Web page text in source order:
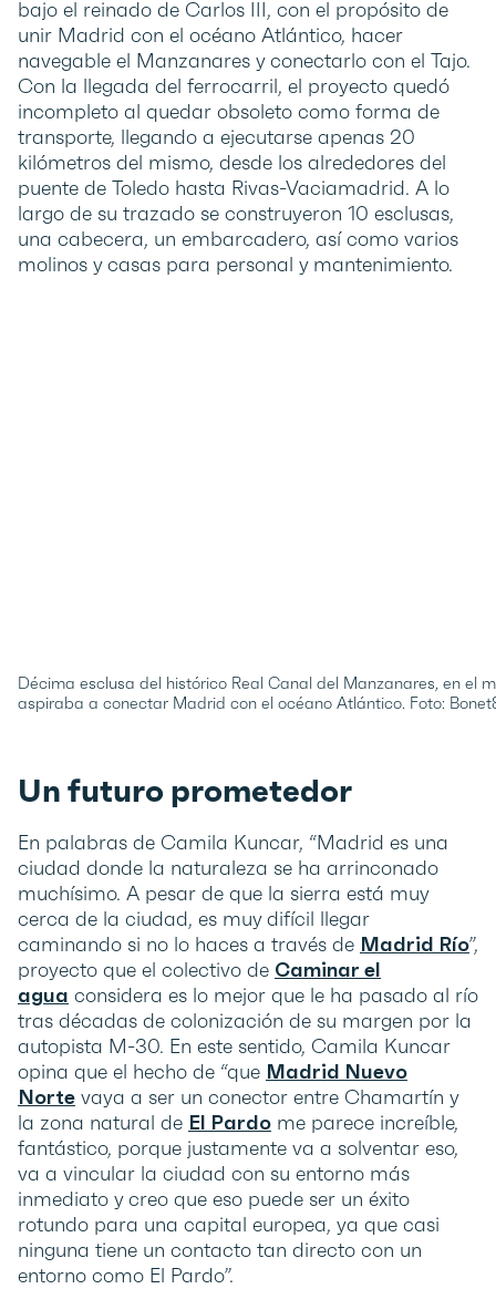
bajo el reinado de Carlos III, con el propósito de
unir Madrid con el océano Atlántico, hacer
navegable el Manzanares y conectarlo con el Tajo.
Con la llegada del ferrocarril, el proyecto quedó
incompleto al quedar obsoleto como forma de
transporte, llegando a ejecutarse apenas 20
kilómetros del mismo, desde los alrededores del
puente de Toledo hasta Rivas-Vaciamadrid. A lo
largo de su trazado se construyeron 10 esclusas,
una cabecera, un embarcadero, así como varios
molinos y casas para personal y mantenimiento.
Décima esclusa del histórico Real Canal del Manzanares, en el
aspiraba a conectar Madrid con el océano Atlántico. Foto:
Un futuro prometedor
En palabras de Camila Kuncar, “Madrid es una
ciudad donde la naturaleza se ha arrinconado
muchísimo. A pesar de que la sierra está muy
cerca de la ciudad, es muy difícil llegar
caminando si no lo haces a través de Madrid Río”,
proyecto que el colectivo de Caminar el
agua considera es lo mejor que le ha pasado al río
tras décadas de colonización de su margen por la
autopista M-30. En este sentido, Camila Kuncar
opina que el hecho de “que Madrid Nuevo
Norte vaya a ser un conector entre Chamartín y
la zona natural de El Pardo me parece increíble,
fantástico, porque justamente va a solventar eso,
va a vincular la ciudad con su entorno más
inmediato y creo que eso puede ser un éxito
rotundo para una capital europea, ya que casi
ninguna tiene un contacto tan directo con un
entorno como El Pardo”.